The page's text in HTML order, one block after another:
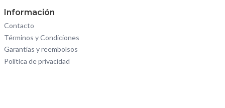
Información
Contacto
Términos y Condiciones
Garantías y reembolsos
Política de privacidad